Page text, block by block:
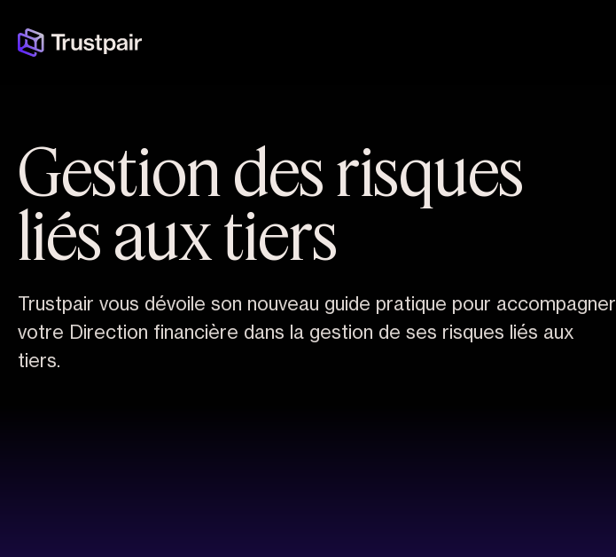
Gestion des risques
liés aux tiers
Trustpair vous dévoile son nouveau guide pratique pour accompagner
votre Direction financière dans la gestion de ses risques liés aux
tiers.